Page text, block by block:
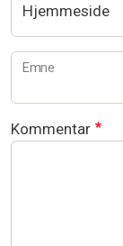
Hjemmeside
Emne
Kommentar